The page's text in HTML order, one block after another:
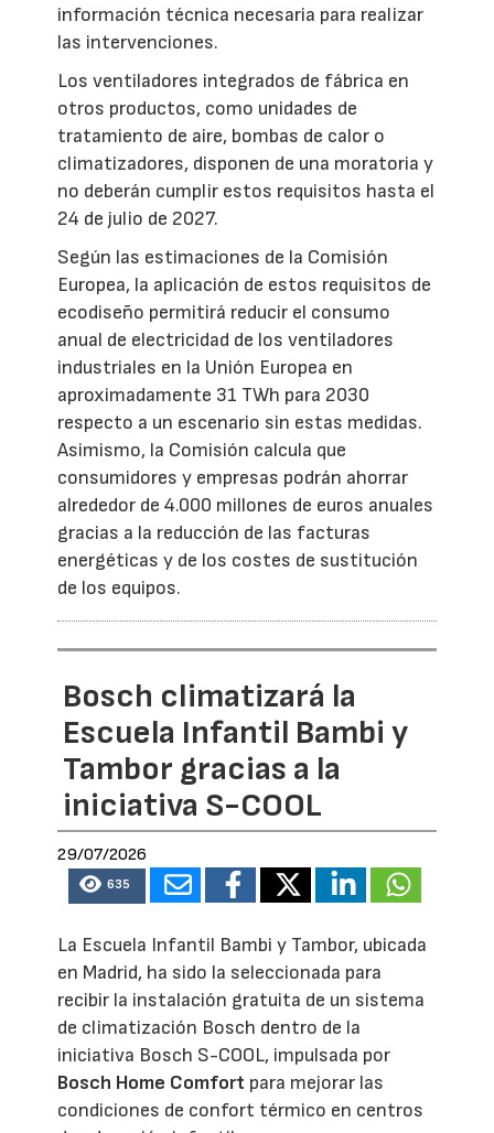
información técnica necesaria para realizar
las intervenciones.
Los ventiladores integrados de fábrica en
otros productos, como unidades de
tratamiento de aire, bombas de calor o
climatizadores, disponen de una moratoria y
no deberán cumplir estos requisitos hasta el
24 de julio de 2027.
Según las estimaciones de la Comisión
Europea, la aplicación de estos requisitos de
ecodiseño permitirá reducir el consumo
anual de electricidad de los ventiladores
industriales en la Unión Europea en
aproximadamente 31 TWh para 2030
respecto a un escenario sin estas medidas.
Asimismo, la Comisión calcula que
consumidores y empresas podrán ahorrar
alrededor de 4.000 millones de euros anuales
gracias a la reducción de las facturas
energéticas y de los costes de sustitución
de los equipos.
Bosch climatizará la
Escuela Infantil Bambi y
Tambor gracias a la
iniciativa S-COOL
29/07/2026
635
La Escuela Infantil Bambi y Tambor, ubicada
en Madrid, ha sido la seleccionada para
recibir la instalación gratuita de un sistema
de climatización Bosch dentro de la
iniciativa Bosch S-COOL, impulsada por
Bosch Home Comfort para mejorar las
condiciones de confort térmico en centros